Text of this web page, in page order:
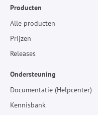
Producten
Alle producten
Prijzen
Releases
Ondersteuning
Documentatie (Helpcenter)
Kennisbank